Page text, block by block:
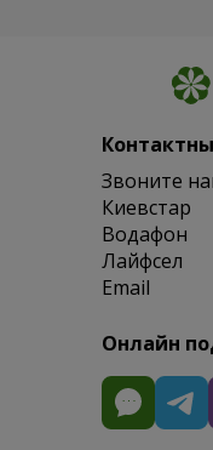
Звоните
Киевстар
Водафон
Лайфсел
Email
Онлайн